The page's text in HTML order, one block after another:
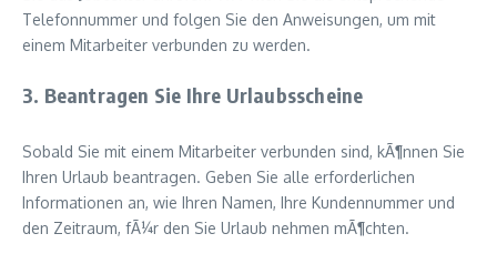
Telefonnummer und folgen Sie den Anweisungen, um mit
einem Mitarbeiter verbunden zu werden.
3. Beantragen Sie Ihre Urlaubsscheine
Sobald Sie mit einem Mitarbeiter verbunden sind, kÃ¶nnen Sie
Ihren Urlaub beantragen. Geben Sie alle erforderlichen
Informationen an, wie Ihren Namen, Ihre Kundennummer und
den Zeitraum, fÃ¼r den Sie Urlaub nehmen mÃ¶chten.